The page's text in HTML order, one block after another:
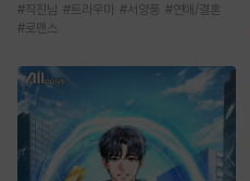
#직진남 #트라우마 #서양풍 #연애/결혼
#로맨스